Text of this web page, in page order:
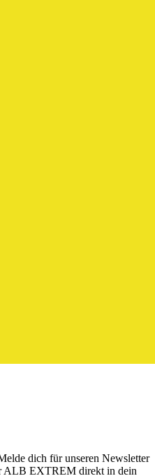
dich für unseren Newsletter
ALB EXTREM direkt in dein